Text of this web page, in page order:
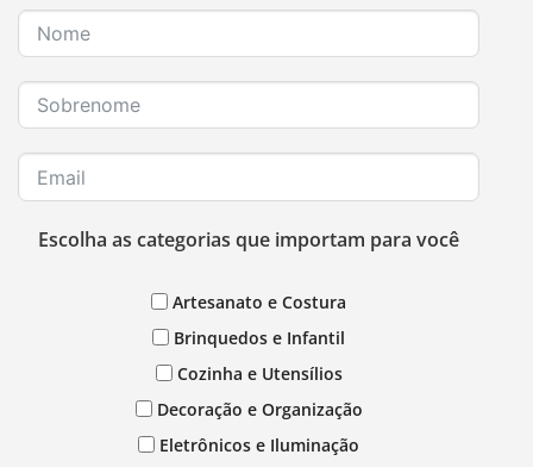
Escolha as categorias que importam para você
Artesanato e Costura
Brinquedos e Infantil
Cozinha e Utensílios
Decoração e Organização
Eletrônicos e Iluminação